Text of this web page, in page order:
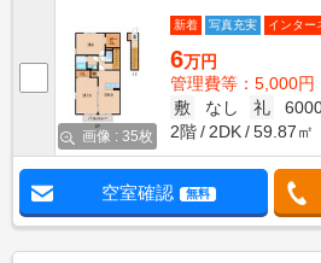
画像 : 35枚
新着 写真充実 インター
6万円
管理費等：5,000円
敷
なし 礼
2階
2DK 59.87㎡
空室確認 無料